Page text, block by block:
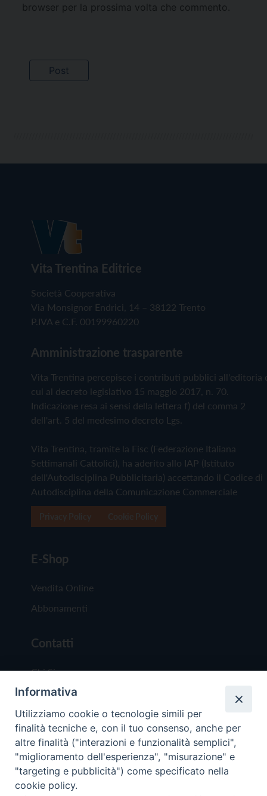
browser per la prossima volta che commento.
Vita Trentina Editrice
Società Cooperativa
Via Monsignor Endrici, 14 – 38122 Trento
P.IVA e C.F. 00199960220
Amministrazione trasparente
Vita Trentina percepisce i contributi pubblici all'editoria
cui al decreto legislativo 15 maggio 2017, n. 70.
Indicazione resa ai sensi della lettera f) del comma 2
dell'art. 5 del medesimo decreto Lgs.
Vita Trentina, tramite la Fisc (Federazione Italiana
Settimanali Cattolici), ha aderito allo IAP (Istituto
dell'Autodisciplina Pubblicitaria) accettando il Codice di
Autodisciplina della Comunicazione Commerciale
E-Shop
Vendita Online
Abbonamenti
Contatti
Chi Siamo
Redazione
Scrivici
Copyright © 2019 - Tutti i diritti riservati - Vita
Informativa
Utilizziamo cookie o tecnologie simili per
finalità tecniche e, con il tuo consenso, anche per
altre finalità ("interazioni e funzionalità semplici",
"miglioramento dell'esperienza", "misurazione" e
"targeting e pubblicità") come specificato nella
cookie policy.